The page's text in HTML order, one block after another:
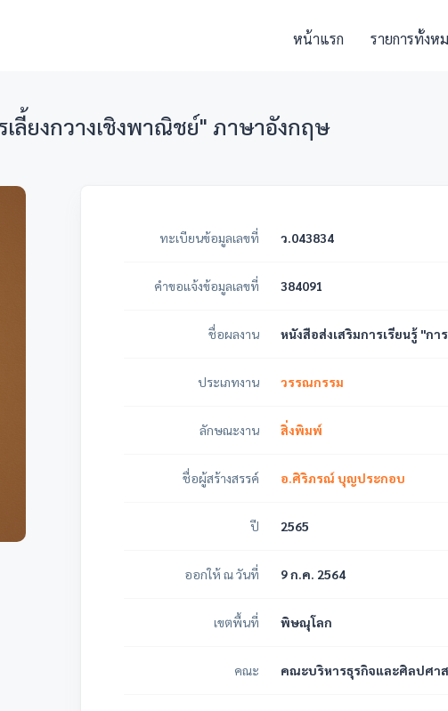
หน้าแรก รายการทั้งห
เลี้ยงกวางเชิงพาณิชย์" ภาษาอังกฤษ
ทะเบียนข้อมูลเลขที่ ว.043834
คำขอแจ้งข้อมูลเลขที่ 384091
ชื่อผลงาน หนังสือส่งเสริมการเรียนรู้ "ก
ประเภทงาน วรรณกรรม
ลักษณะงาน สิ่งพิมพ์
ชื่อผู้สร้างสรรค์ อ.ศิริภรณ์ บุญประกอบ
ปี 2565
ออกให้ ณ วันที่ 9 ก.ค. 2564
เขตพื้นที่ พิษณุโลก
คณะ คณะบริหารธุรกิจและศิลปศา